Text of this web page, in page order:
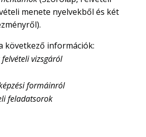
menete nyelvekből és két
következő információk:
vizsgáról
formáinról
feladatsorok